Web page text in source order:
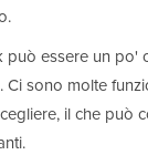
può essere un po'
Ci sono molte
il che può